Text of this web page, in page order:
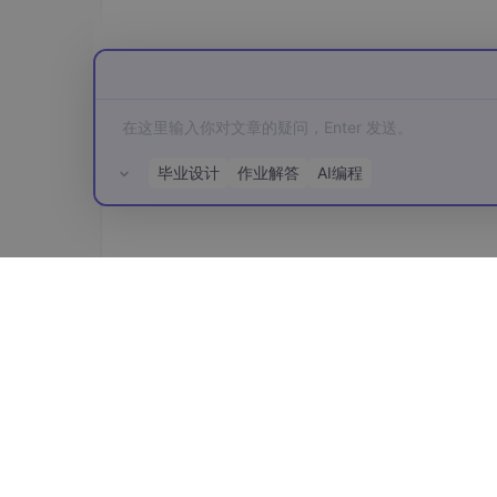
毕业设计 作业解答 AI编程